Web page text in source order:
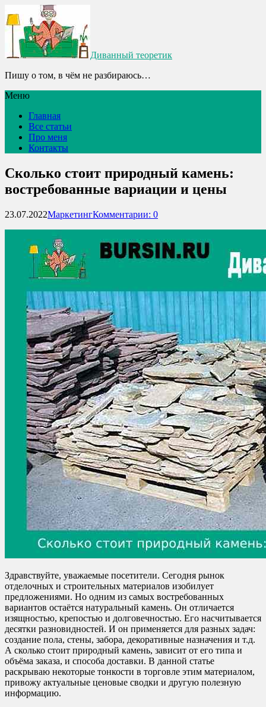
Диванный теоретик
Пишу о том, в чём не разбираюсь…
Меню
Главная
Все статьи
Про меня
Контакты
Сколько стоит природный камень:
востребованные вариации и цены
23.07.2022МаркетингКомментарии: 0
Здравствуйте, уважаемые посетители. Сегодня рынок
отделочных и строительных материалов изобилует
предложениями. Но одним из самых востребованных
вариантов остаётся натуральный камень. Он отличается
изящностью, крепостью и долговечностью. Его насчитывается
десятки разновидностей. И он применяется для разных задач:
создание пола, стены, забора, декоративные назначения и т.д.
А сколько стоит природный камень, зависит от его типа и
объёма заказа, и способа доставки. В данной статье
раскрываю некоторые тонкости в торговле этим материалом,
привожу актуальные ценовые сводки и другую полезную
информацию.